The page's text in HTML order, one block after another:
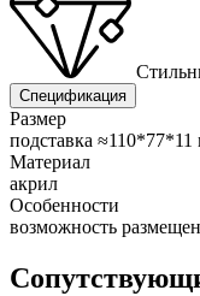
Спецификация
Размер
подставка
Материал
акрил
Особенности
возможность